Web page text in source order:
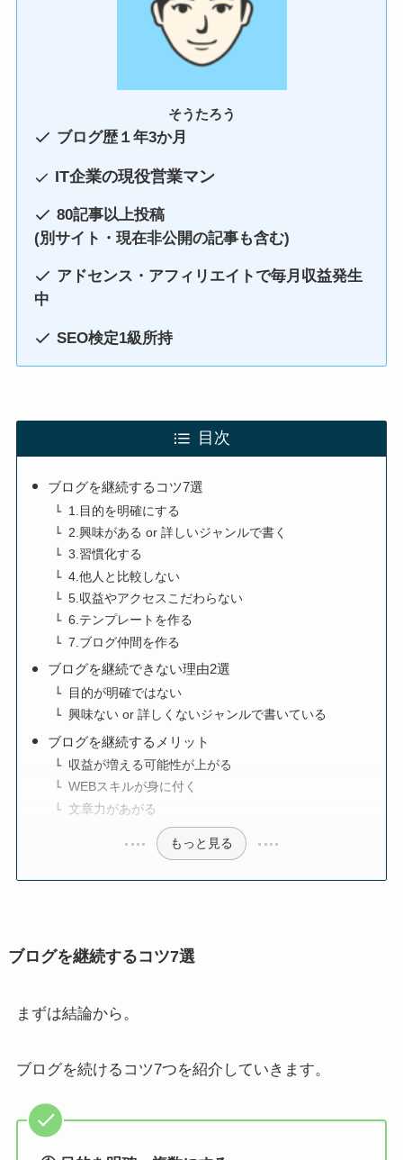
そうたろう
ブログ歴１年3か月
IT企業の現役営業マン
80記事以上投稿
(別サイト・現在非公開の記事も含む)
アドセンス・アフィリエイトで毎月収益発生
中
SEO検定1級所持
目次
ブログを継続するコツ7選
1.目的を明確にする
2.興味がある or 詳しいジャンルで書く
3.習慣化する
4.他人と比較しない
5.収益やアクセスこだわらない
6.テンプレートを作る
7.ブログ仲間を作る
ブログを継続できない理由2選
目的が明確ではない
興味ない or 詳しくないジャンルで書いている
ブログを継続するメリット
収益が増える可能性が上がる
WEBスキルが身に付く
文章力があがる
もっと見る
ブログを継続するコツ7選
まずは結論から。
ブログを続けるコツ7つを紹介していきます。